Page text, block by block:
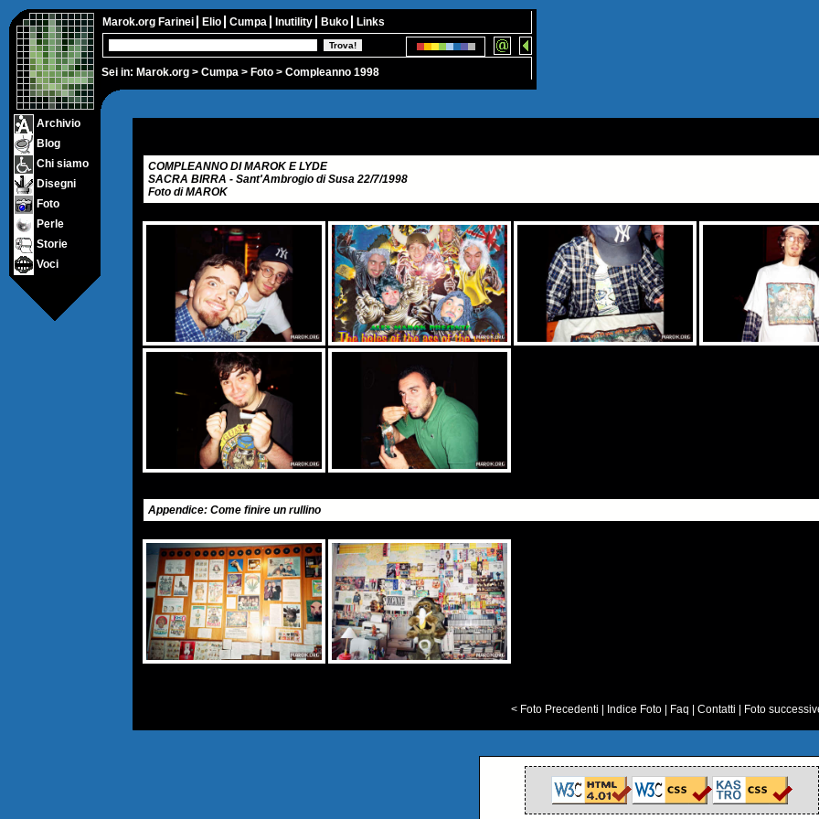
Sei in: Marok.org > Cumpa > Foto > Compleanno 1998
Marok.org Farinei Elio Cumpa Inutility Buko Links
Archivio
Blog
Chi siamo
Disegni
Foto
Perle
Storie
Voci
COMPLEANNO DI MAROK E LYDE
SACRA BIRRA - Sant'Ambrogio di Susa 22/7/1998
Foto di MAROK
Appendice: Come finire un rullino
< Foto Precedenti Indice Foto| Faq Contatti Foto